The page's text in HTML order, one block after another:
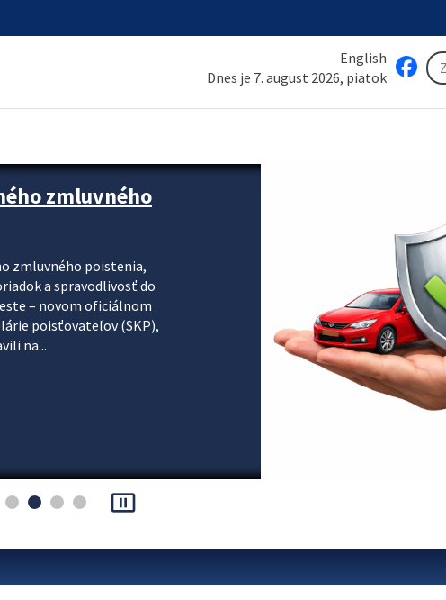
English
Dnes je 7. august 2026, piatok
zmluvného
zmluvného poistenia,
a spravodlivosť do
– novom oficiálnom
poisťovateľov (SKP),
na...
pause_presentation